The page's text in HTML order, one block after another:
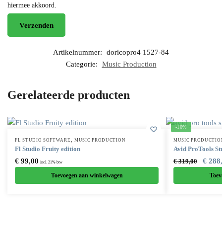
hiermee akkoord.
Artikelnummer:
doricopro4 1527-84
Categorie:
Music Production
Gerelateerde producten
FL STUDIO SOFTWARE ,MUSIC PRODUCTION
Fl Studio Fruity edition
€ 99,00 incl. 21% btw
Toevoegen aan winkelwagen
-10%
MUSIC
Avid ProTools
€319,00 €